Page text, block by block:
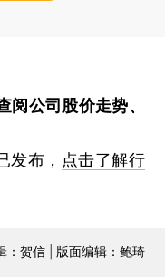
阅公司股价走势、
布， 点击了解行
：贺信 | 版面编辑：鲍琦